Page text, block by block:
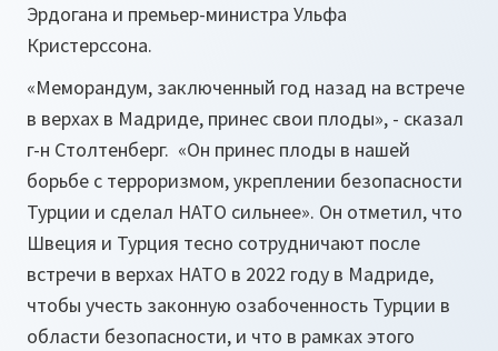
Эрдогана и премьер-министра Ульфа
Кристерссона.
«Меморандум, заключенный год назад на встрече
в верхах в Мадриде, принес свои плоды», - сказал
г-н Столтенберг. «Он принес плоды в нашей
борьбе с терроризмом, укреплении безопасности
Турции и сделал НАТО сильнее». Он отметил, что
Швеция и Турция тесно сотрудничают после
встречи в верхах НАТО в 2022 году в Мадриде,
чтобы учесть законную озабоченность Турции в
области безопасности, и что в рамках этого